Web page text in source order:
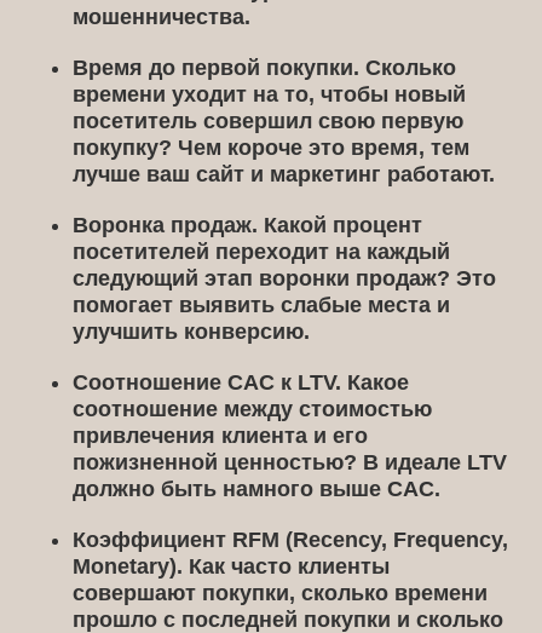
мошенничества.
Время до первой покупки. Сколько
времени уходит на то, чтобы новый
посетитель совершил свою первую
покупку? Чем короче это время, тем
лучше ваш сайт и маркетинг работают.
Воронка продаж. Какой процент
посетителей переходит на каждый
следующий этап воронки продаж? Это
помогает выявить слабые места и
улучшить конверсию.
Соотношение CAC к LTV. Какое
соотношение между стоимостью
привлечения клиента и его
пожизненной ценностью? В идеале LTV
должно быть намного выше CAC.
Коэффициент RFM (Recency, Frequency,
Monetary). Как часто клиенты
совершают покупки, сколько времени
прошло с последней покупки и сколько